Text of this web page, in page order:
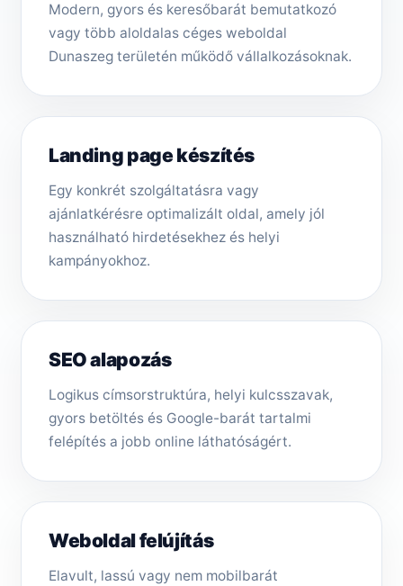
Modern, gyors és keresőbarát bemutatkozó
vagy több aloldalas céges weboldal
Dunaszeg területén működő vállalkozásoknak.
Landing page készítés
Egy konkrét szolgáltatásra vagy
ajánlatkérésre optimalizált oldal, amely jól
használható hirdetésekhez és helyi
kampányokhoz.
SEO alapozás
Logikus címsorstruktúra, helyi kulcsszavak,
gyors betöltés és Google-barát tartalmi
felépítés a jobb online láthatóságért.
Weboldal felújítás
Elavult, lassú vagy nem mobilbarát